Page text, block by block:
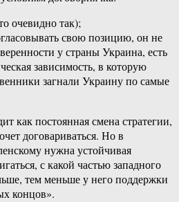
очевидно так);
свою позицию, он не
у страны Украина, есть
зависимость, в которую
загнали Украину по самые
как постоянная смена стратегии,
договариваться. Но в
нужна устойчивая
с какой частью западного
тем меньше у него поддержки
концов».